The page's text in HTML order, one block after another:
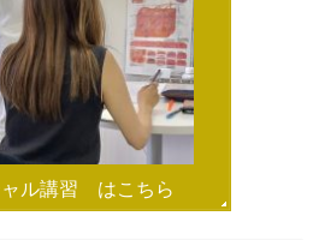
ャル講習 はこちら